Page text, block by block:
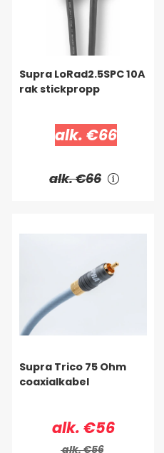
Supra LoRad2.5SPC 10A
rak stickpropp
alk. €66
alk. €66
Supra Trico 75 Ohm
coaxialkabel
alk. €56
alk. €56